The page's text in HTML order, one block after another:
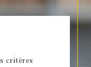
critères